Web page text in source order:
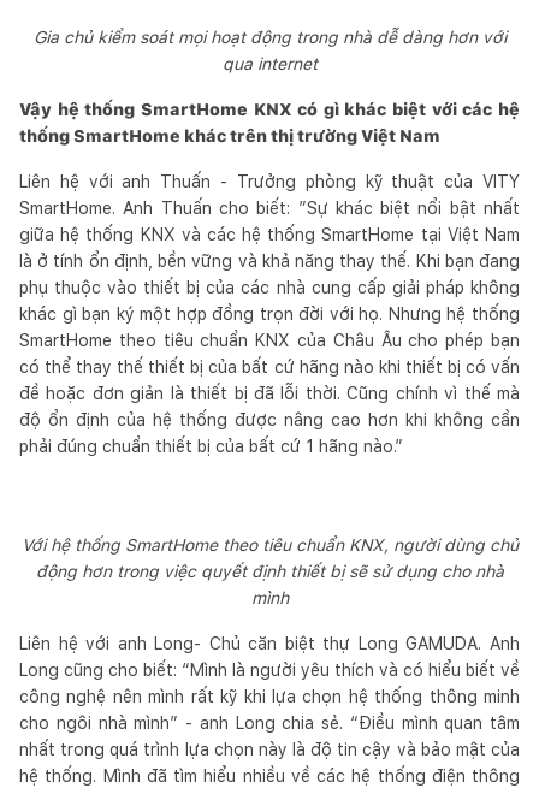
Gia chủ kiểm soát mọi hoạt động trong nhà dễ dàng hơn với
qua internet
Vậy hệ thống SmartHome KNX có gì khác biệt với các hệ
thống SmartHome khác trên thị trường Việt Nam
Liên hệ với anh Thuấn - Trưởng phòng kỹ thuật của VITY
SmartHome. Anh Thuấn cho biết: ”Sự khác biệt nổi bật nhất
giữa hệ thống KNX và các hệ thống SmartHome tại Việt Nam
là ở tính ổn định, bền vững và khả năng thay thế. Khi bạn đang
phụ thuộc vào thiết bị của các nhà cung cấp giải pháp không
khác gì bạn ký một hợp đồng trọn đời với họ. Nhưng hệ thống
SmartHome theo tiêu chuẩn KNX của Châu Âu cho phép bạn
có thể thay thế thiết bị của bất cứ hãng nào khi thiết bị có vấn
đề hoặc đơn giản là thiết bị đã lỗi thời. Cũng chính vì thế mà
độ ổn định của hệ thống được nâng cao hơn khi không cần
phải đúng chuẩn thiết bị của bất cứ 1 hãng nào.”
Với hệ thống SmartHome theo tiêu chuẩn KNX, người dùng chủ
động hơn trong việc quyết định thiết bị sẽ sử dụng cho nhà
mình
Liên hệ với anh Long- Chủ căn biệt thự Long GAMUDA. Anh
Long cũng cho biết: “Mình là người yêu thích và có hiểu biết về
công nghệ nên mình rất kỹ khi lựa chọn hệ thống thông minh
cho ngôi nhà mình” - anh Long chia sẻ. “Điều mình quan tâm
nhất trong quá trình lựa chọn này là độ tin cậy và bảo mật của
hệ thống. Mình đã tìm hiểu nhiều về các hệ thống điện thông